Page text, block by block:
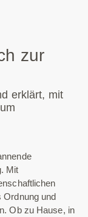
zur
erklärt, mit
Mit
Ordnung und
Ob zu Hause, in